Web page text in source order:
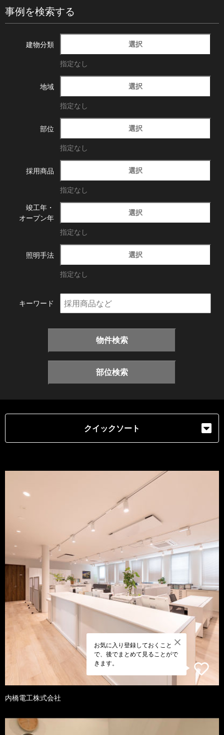
事例を検索する
建物分類 選択
指定なし
地域 選択
指定なし
部位 選択
指定なし
採用商品 選択
指定なし
竣工年・
オープン年
選択
指定なし
照明手法 選択
指定なし
キーワード
物件検索
部位検索
クイックソート
お気に入り登録しておくこと
で、後でまとめて見ることがで
きます。
内橋電工株式会社